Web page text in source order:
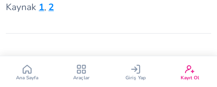
Kaynak 1, 2
İlgili Makaleler
Vücut Kitle Endeksi
Ana Sayfa Araçlar Giriş Yap Kayıt Ol